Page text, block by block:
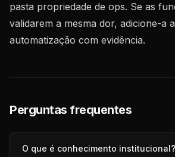
pasta propriedade de ops. Se as
validarem a mesma dor, adicione-a
automatização com evidência.
Perguntas frequentes
O que é conhecimento institucional?